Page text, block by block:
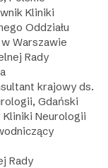
Kliniki
Oddziału
Warszawie
Rady
krajowy ds.
Gdański
Neurologii
Rady